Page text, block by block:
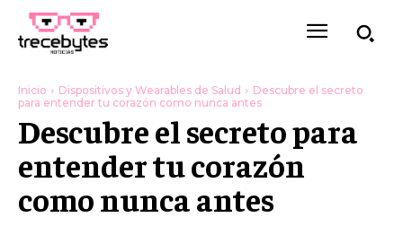
Inicio Dispositivos y Wearables de Salud
Descubre el secreto
para entender tu corazón como nunca antes
Descubre el secreto para
entender tu corazón
como nunca antes